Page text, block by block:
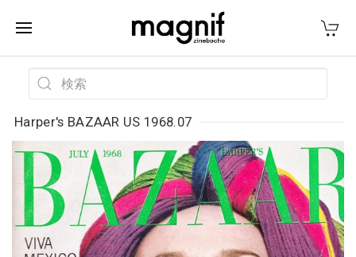
Harper's BAZAAR US 1968.07